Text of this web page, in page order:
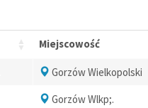
Miejscowość
Gorzów Wielkopolski
Gorzów Wlkp;.